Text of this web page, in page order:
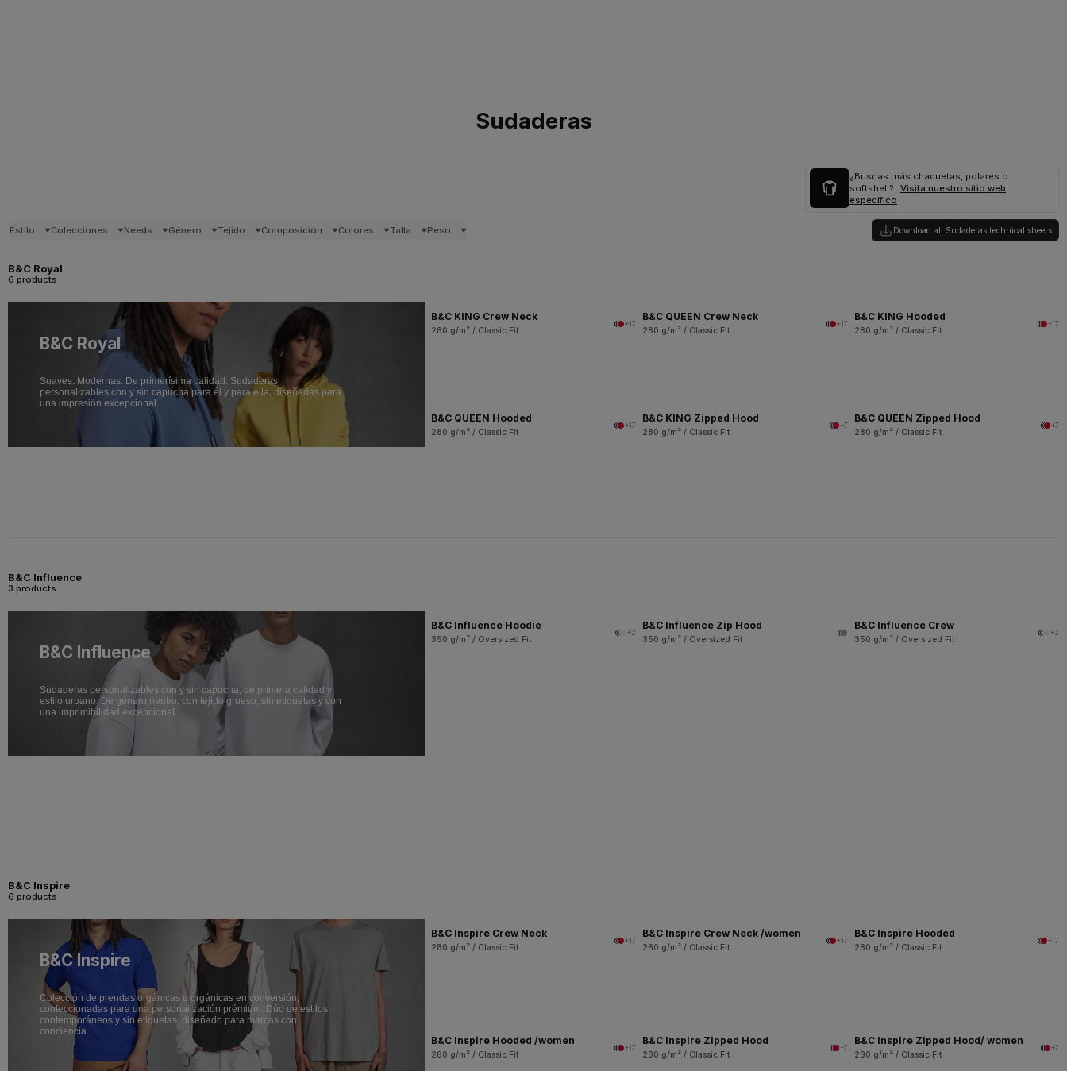
Sudaderas
¿Buscas más chaquetas, polares o
softshell?
Visita nuestro sitio web
específico
Estilo Colecciones Needs Género Tejido Composición Colores Talla Peso Download all Sudaderas technical sheets
B&C Royal
6 products
B&C Royal
Suaves. Modernas. De primerísima calidad. Sudaderas
personalizables con y sin capucha para él y para ella, diseñadas para
una impresión excepcional.
B&C KING Crew Neck
280 g/m² / Classic Fit
+17
B&C QUEEN Crew Neck
280 g/m² / Classic Fit
+17
B&C KING Hooded
280 g/m² / Classic Fit
+17
B&C QUEEN Hooded
280 g/m² / Classic Fit
+17
B&C KING Zipped Hood
280 g/m² / Classic Fit
+7
B&C QUEEN Zipped Hood
280 g/m² / Classic Fit
+7
B&C Influence
3 products
B&C Influence
Sudaderas personalizables con y sin capucha, de primera calidad y
estilo urbano. De género neutro, con tejido grueso, sin etiquetas y con
una imprimibilidad excepcional.
B&C Influence Hoodie
350 g/m² / Oversized Fit
+2
B&C Influence Zip Hood
350 g/m² / Oversized Fit
B&C Influence Crew
350 g/m² / Oversized Fit
+2
B&C Inspire
6 products
B&C Inspire
Colección de prendas orgánicas u orgánicas en conversión,
confeccionadas para una personalización prémium. Dúo de estilos
contemporáneos y sin etiquetas, diseñado para marcas con
conciencia.
B&C Inspire Crew Neck
280 g/m² / Classic Fit
+17
B&C Inspire Crew Neck /women
280 g/m² / Classic Fit
+17
B&C Inspire Hooded
280 g/m² / Classic Fit
+17
B&C Inspire Hooded /women
280 g/m² / Classic Fit
+17
B&C Inspire Zipped Hood
280 g/m² / Classic Fit
+7
B&C Inspire Zipped Hood/ women
280 g/m² / Classic Fit
+7